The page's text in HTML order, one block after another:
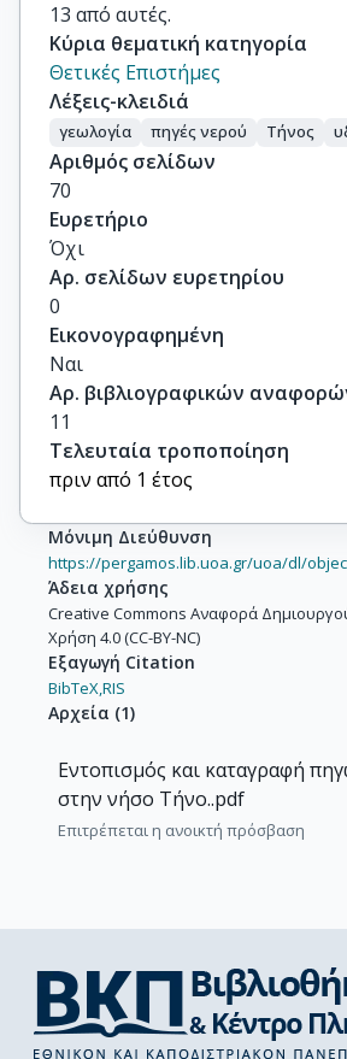
13 από αυτές.
Κύρια θεματική κατηγορία
Θετικές Επιστήμες
Λέξεις-κλειδιά
γεωλογία πηγές νερού Τήνος
Αριθμός σελίδων
70
Ευρετήριο
Όχι
Αρ. σελίδων ευρετηρίου
0
Εικονογραφημένη
Ναι
Αρ. βιβλιογραφικών
11
Τελευταία τροποποίηση
πριν από 1 έτος
Μόνιμη Διεύθυνση
https://pergamos.lib.uoa.gr/uoa/dl/
Άδεια χρήσης
Creative Commons Αναφορά
Χρήση 4.0 (CC-BY-NC)
Εξαγωγή Citation
BibTeX,RIS
Αρχεία (1)
Εντοπισμός και καταγραφή
στην νήσο Τήνο..pdf
Επιτρέπεται η ανοικτή πρόσβαση